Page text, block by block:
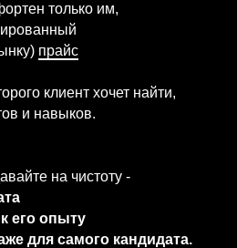
только им,
прайс
клиент хочет найти,
и навыков.
на чистоту -
его опыту
для самого кандидата.